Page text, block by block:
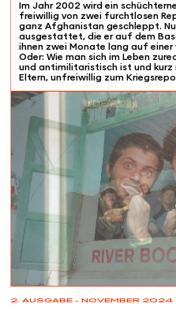
2. AUSGABE - NOVEMBER 2024
Im Jahr 2002 wird ein
freiwillig von zwei furchtlosen
ganz Afghanistan geschleppt.
ausgestattet, die er auf dem
ihnen zwei Monate lang auf einer
Oder: Wie man sich im Leben
und antimilitaristisch ist und kurz
Eltern, unfreiwillig zum